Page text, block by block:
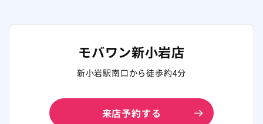
モバワン新小岩店
新小岩駅南口から徒歩約4分
来店予約する